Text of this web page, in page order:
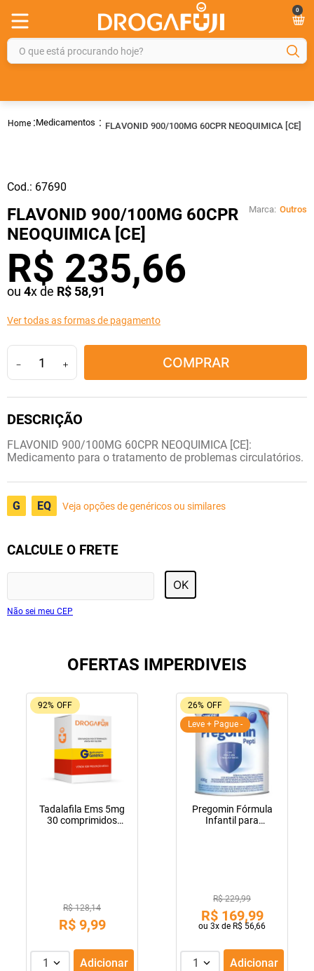
0
O que está procurando hoje?
Medicamentos FLAVONID 900/100MG 60CPR NEOQUIMICA [CE]
Cod.: 67690
FLAVONID 900/100MG 60CPR
NEOQUIMICA [CE]
Marca: Outros
R$ 235,66
ou 4x de R$ 58,91
Ver todas as formas de pagamento
＋
－ COMPRAR
FLAVONID 900/100MG 60CPR NEOQUIMICA [CE]:
Medicamento para o tratamento de problemas circulatórios.
G EQ Veja opções de genéricos ou similares
CALCULE O FRETE
OK
Não sei meu CEP
OFERTAS IMPERDIVEIS
92% OFF
Tadalafila Ems 5mg
30 comprimidos
R$ 128,14
R$ 9,99
1 Adicionar
26% OFF
Leve + Pague -
Pregomin Fórmula
Infantil para
R$ 229,99
R$ 169,99
ou 3x de R$ 56,66
1 Adicionar
4º
rosuvastatina 20mg
6º
shampoo
7º
dipirona
fraldas geriátricas
10º lola